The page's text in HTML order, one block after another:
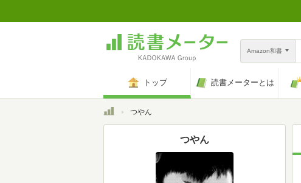
Amazon和書
トップ 読書メーターとは
トップつやん
つやん